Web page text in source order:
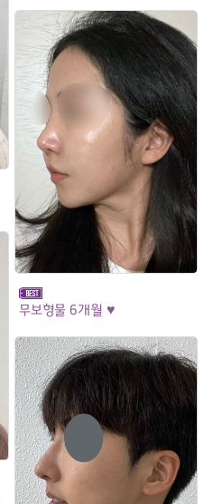
무보형물 6개월 ♥